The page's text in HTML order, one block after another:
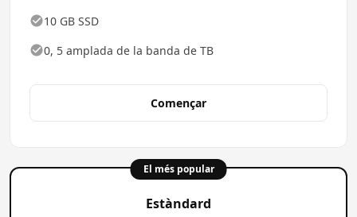
10 GB SSD
0, 5 amplada de la banda de TB
Començar
El més popular
Estàndard